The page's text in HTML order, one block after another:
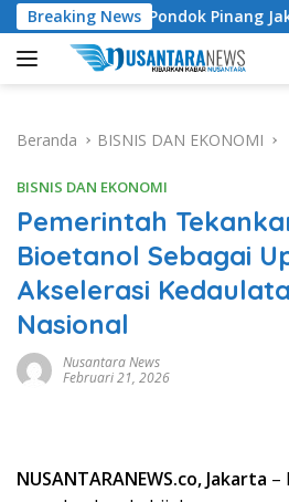
Langsung
ke
konten
Breaking News
Pondok Pinang Jaksel,
Beranda BISNIS DAN EKONOMI
BISNIS DAN EKONOMI
Pemerintah
Bioetanol Sebagai
Akselerasi
Nasional
Nusantara News
Februari 21, 2026
NUSANTARANEWS.co, Jakarta –